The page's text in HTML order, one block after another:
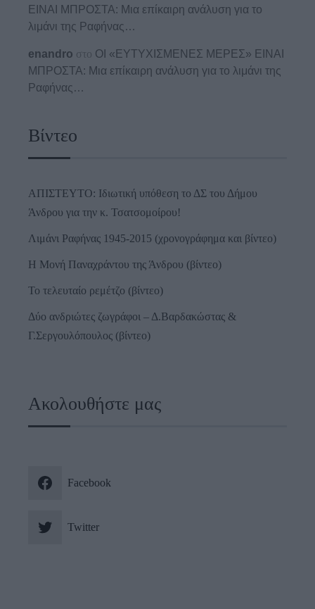
ΕΙΝΑΙ ΜΠΡΟΣΤΑ: Μια επίκαιρη ανάλυση για το
λιμάνι της Ραφήνας…
enandro στο ΟΙ «ΕΥΤΥΧΙΣΜΕΝΕΣ ΜΕΡΕΣ» ΕΙΝΑΙ
ΜΠΡΟΣΤΑ: Μια επίκαιρη ανάλυση για το λιμάνι της
Ραφήνας…
Βίντεο
ΑΠΙΣΤΕΥΤΟ: Ιδιωτική υπόθεση το ΔΣ του Δήμου
Άνδρου για την κ. Τσατσομοίρου!
Λιμάνι Ραφήνας 1945-2015 (χρονογράφημα και βίντεο)
Η Μονή Παναχράντου της Άνδρου (βίντεο)
Το τελευταίο ρεμέτζο (βίντεο)
Δύο ανδριώτες ζωγράφοι – Δ.Βαρδακώστας &
Γ.Σεργουλόπουλος (βίντεο)
Ακολουθήστε μας
Facebook
Twitter